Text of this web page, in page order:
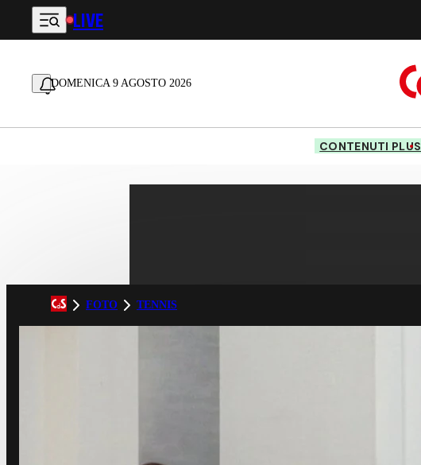
Vai al contenuto principale
LIVE
DOMENICA 9 AGOSTO 2026
CONTENUTI PLUS
FOTO TENNIS